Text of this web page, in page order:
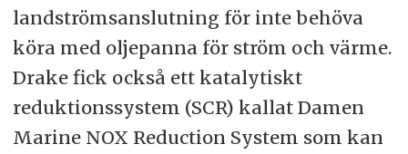
landströmsanslutning för inte behöva
köra med oljepanna för ström och värme.
Drake fick också ett katalytiskt
reduktionssystem (SCR) kallat Damen
Marine NOX Reduction System som kan